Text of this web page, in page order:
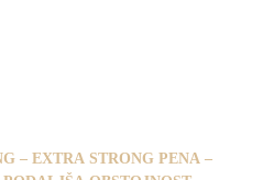
– EXTRA STRONG PENA –